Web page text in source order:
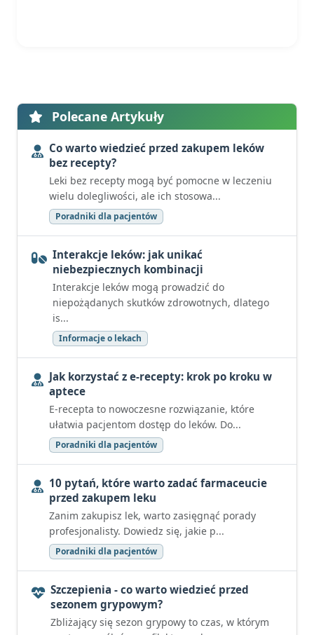
Polecane Artykuły
Co warto wiedzieć przed zakupem leków
bez recepty?
Leki bez recepty mogą być pomocne w leczeniu
wielu dolegliwości, ale ich stosowa...
Poradniki dla pacjentów
Interakcje leków: jak unikać
niebezpiecznych kombinacji
Interakcje leków mogą prowadzić do
niepożądanych skutków zdrowotnych, dlatego
is...
Informacje o lekach
Jak korzystać z e-recepty: krok po kroku w
aptece
E-recepta to nowoczesne rozwiązanie, które
ułatwia pacjentom dostęp do leków. Do...
Poradniki dla pacjentów
10 pytań, które warto zadać farmaceucie
przed zakupem leku
Zanim zakupisz lek, warto zasięgnąć porady
profesjonalisty. Dowiedz się, jakie p...
Poradniki dla pacjentów
Szczepienia - co warto wiedzieć przed
sezonem grypowym?
Zbliżający się sezon grypowy to czas, w którym